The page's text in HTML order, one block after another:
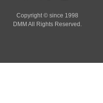
Copyright © since 1998
DMM All Rights Reserved.